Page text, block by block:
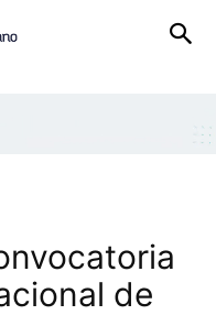
de